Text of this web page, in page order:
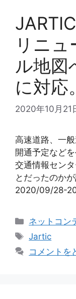
リニュ
ル地図
に対応。
2020年10月21
高速道路、一
開通予定など
交通情報セン
とだったのか
2020/09/28-
カ
テ
リ
ネットコン
タ
グ
Jartic
コメントを